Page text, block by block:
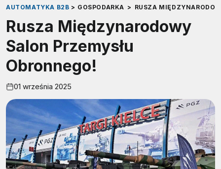
AUTOMATYKA B2B > GOSPODARKA > RUSZA
Rusza Międzynarodowy
Salon Przemysłu
Obronnego!
01 września 2025